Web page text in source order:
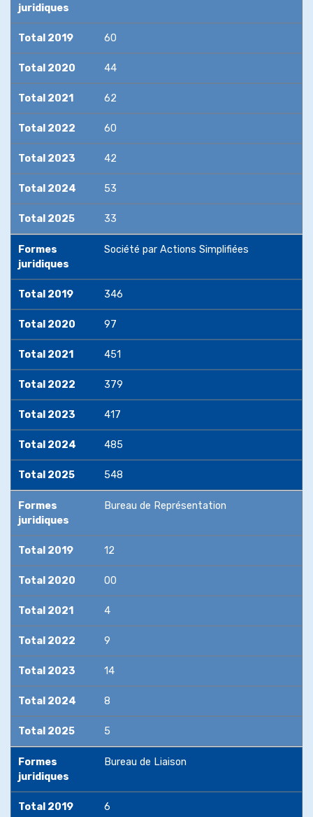
juridiques
Total 2019 60
Total 2020 44
Total 2021 62
Total 2022 60
Total 2023 42
Total 2024 53
Total 2025 33
Formes
juridiques
Société par Actions Simplifiées
Total 2019 346
Total 2020 97
Total 2021 451
Total 2022 379
Total 2023 417
Total 2024 485
Total 2025 548
Formes
juridiques
Bureau de Représentation
Total 2019 12
Total 2020 00
Total 2021 4
Total 2022 9
Total 2023 14
Total 2024 8
Total 2025 5
Formes
juridiques
Bureau de Liaison
Total 2019 6